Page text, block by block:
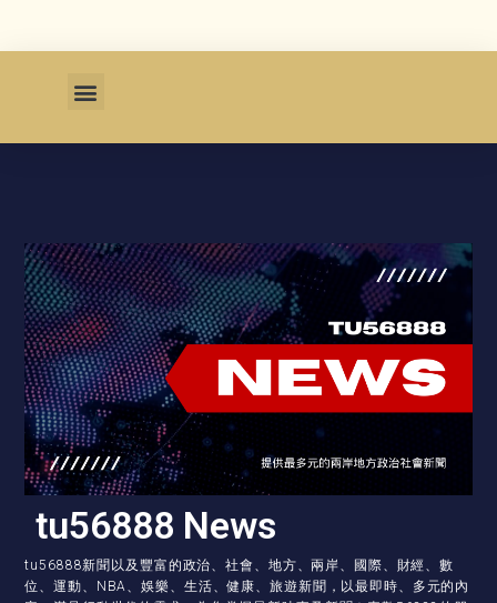
tu56888 News
tu56888新聞以及豐富的政治、社會、地方、兩岸、國際、財經、數
位、運動、NBA、娛樂、生活、健康、旅遊新聞，以最即時、多元的內